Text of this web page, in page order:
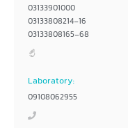
03133901000
03133808214-16
03133808165-68
Laboratory:
09108062955